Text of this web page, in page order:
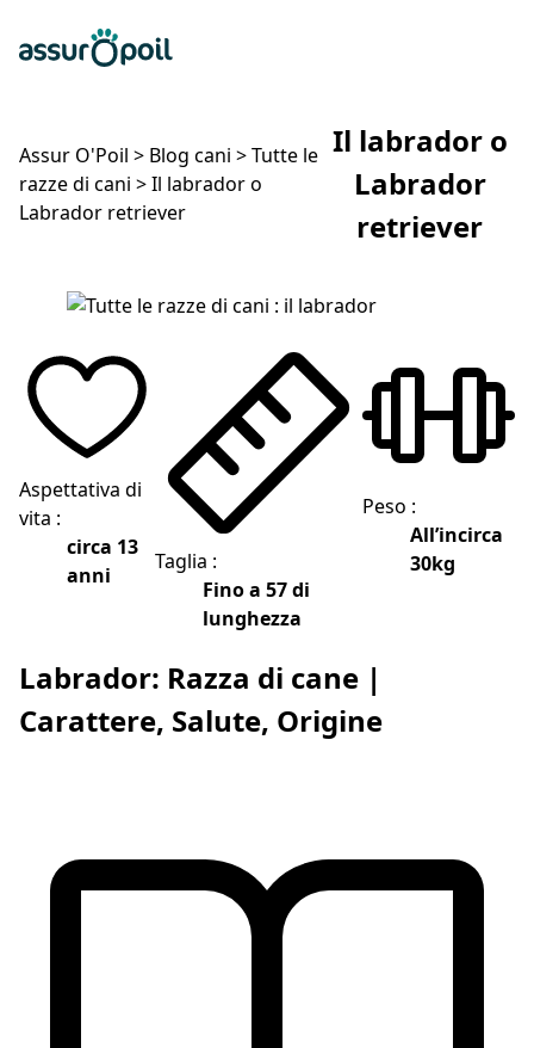
Assur O'Poil
Assur O'Poil > Blog cani >Tutte le
razze di cani >Il labrador o
Labrador retriever
Il labrador o
Labrador
retriever
Il labrador o Labrador retriever
Aspettativa di
vita :
circa 13
anni
Taglia :
Fino a 57 di
lunghezza
Peso :
All’incirca
30kg
Labrador: Razza di cane |
Carattere, Salute, Origine